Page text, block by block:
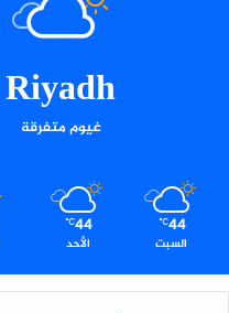
Riyadh
غيوم متفرقة
44
℃
السبت
44
℃
الأحد